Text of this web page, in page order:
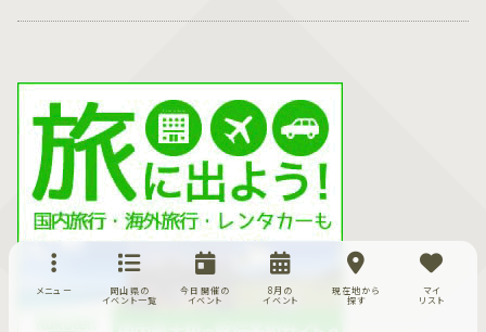
メニュー
岡山県の
イベント一覧
今日開催の
イベント
8月の
イベント
現在地から
探す
マイ
リスト